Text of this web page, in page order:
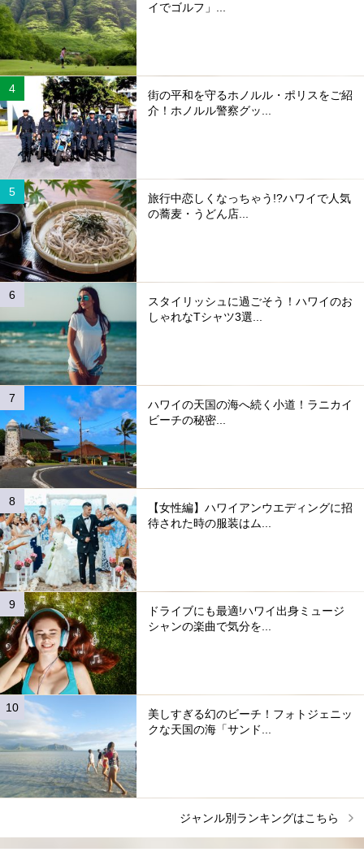
イでゴルフ」...
街の平和を守るホノルル・ポリスをご紹
介！ホノルル警察グッ...
旅行中恋しくなっちゃう!?ハワイで人気
の蕎麦・うどん店...
スタイリッシュに過ごそう！ハワイのお
しゃれなTシャツ3選...
ハワイの天国の海へ続く小道！ラニカイ
ビーチの秘密...
【女性編】ハワイアンウエディングに招
待された時の服装はム...
ドライブにも最適!ハワイ出身ミュージ
シャンの楽曲で気分を...
美しすぎる幻のビーチ！フォトジェニッ
クな天国の海「サンド...
ジャンル別ランキングはこちら